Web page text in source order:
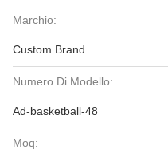
Marchio:
Custom Brand
Numero Di Modello:
Ad-basketball-48
Moq: